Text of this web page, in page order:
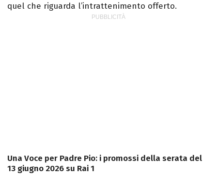
quel che riguarda l’intrattenimento offerto.
Una Voce per Padre Pio: i promossi della serata del
13 giugno 2026 su Rai 1